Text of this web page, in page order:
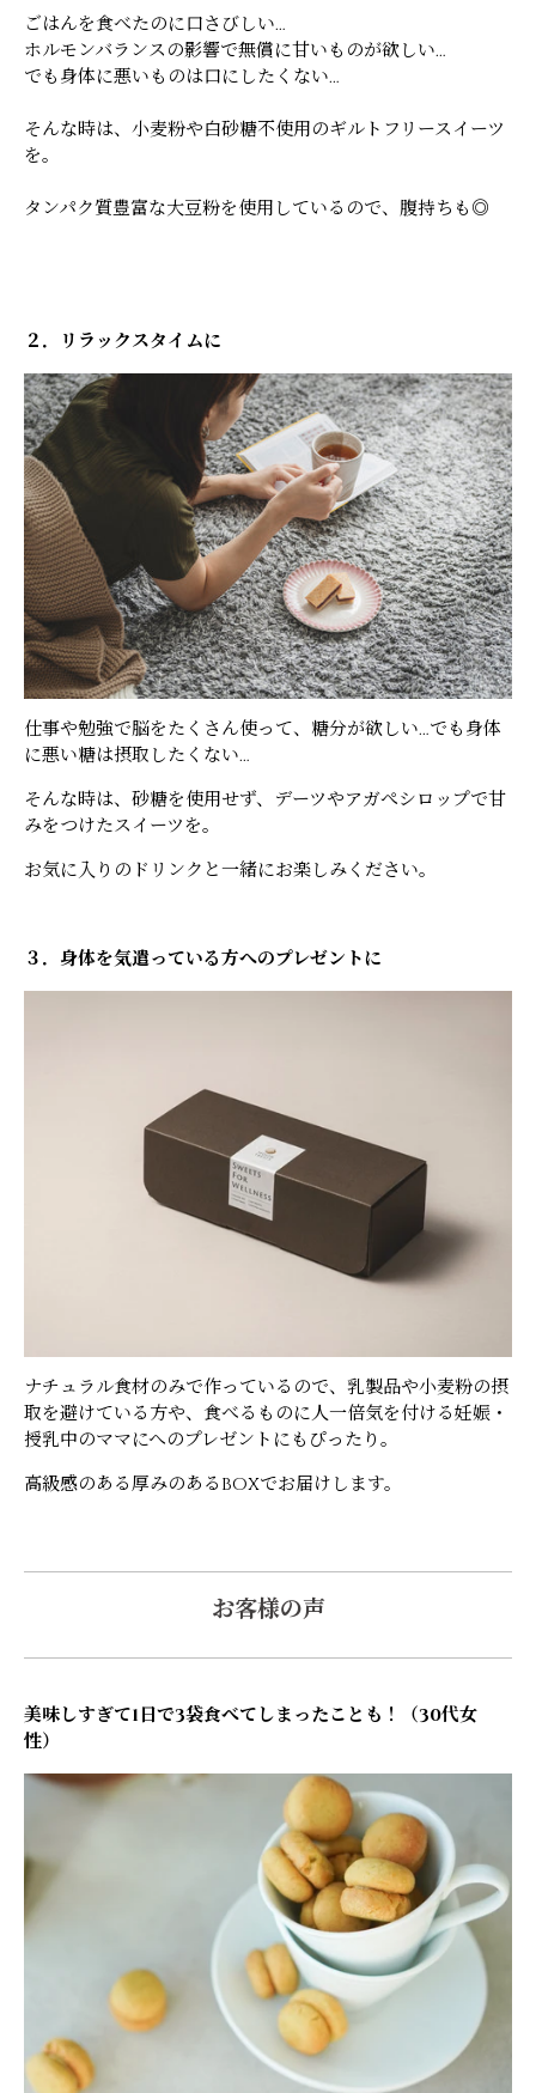
ごはんを食べたのに口さびしい…
ホルモンバランスの影響で無償に甘いものが欲しい…
でも身体に悪いものは口にしたくない…
そんな時は、小麦粉や白砂糖不使用のギルトフリースイーツ
を。
タンパク質豊富な大豆粉を使用しているので、腹持ちも◎
２．リラックスタイムに
仕事や勉強で脳をたくさん使って、糖分が欲しい…でも身体
に悪い糖は摂取したくない…
そんな時は、砂糖を使用せず、デーツやアガぺシロップで甘
みをつけたスイーツを。
お気に入りのドリンクと一緒にお楽しみください。
３．身体を気遣っている方へのプレゼントに
ナチュラル食材のみで作っているので、乳製品や小麦粉の摂
取を避けている方や、食べるものに人一倍気を付ける妊娠・
授乳中のママにへのプレゼントにもぴったり。
高級感のある厚みのあるBOXでお届けします。
お客様の声
美味しすぎて1日で3袋食べてしまったことも！（30代女
性）